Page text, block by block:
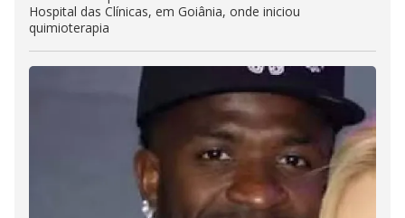
Hospital das Clínicas, em Goiânia, onde iniciou
quimioterapia